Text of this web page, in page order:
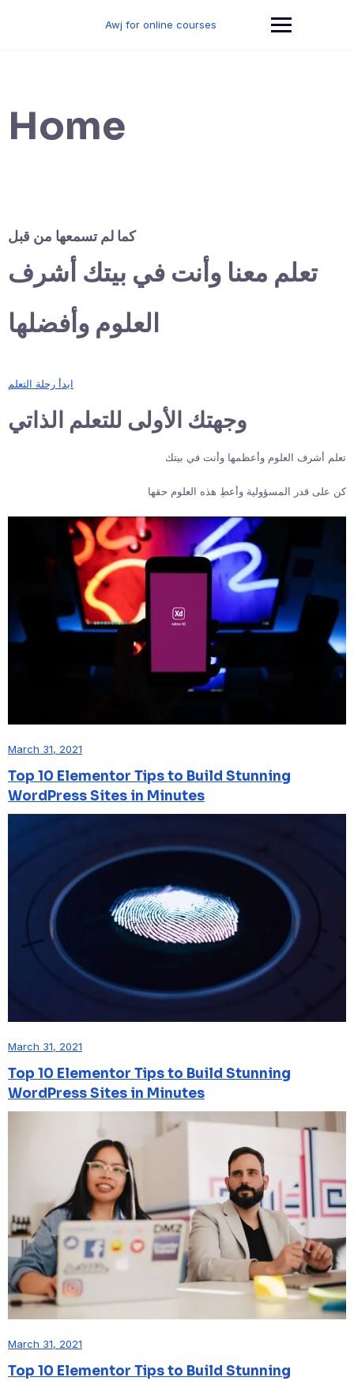
Awj for online courses
Home
كما لم تسمعها من قبل
تعلم معنا وأنت في بيتك أشرف
العلوم وأفضلها
ابدأ رحلة التعلم
وجهتك الأولى للتعلم الذاتي
تعلم أشرف العلوم وأعظمها وأنت في بيتك
كن على قدر المسؤولية وأعطِ هذه العلوم حقها
March 31, 2021
Top 10 Elementor Tips to Build Stunning
WordPress Sites in Minutes
March 31, 2021
Top 10 Elementor Tips to Build Stunning
WordPress Sites in Minutes
March 31, 2021
Top 10 Elementor Tips to Build Stunning